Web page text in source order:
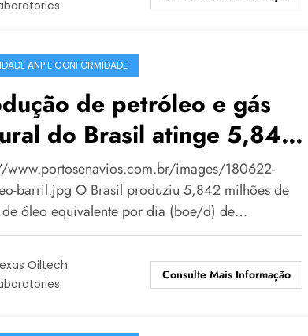
ANP E CONFORMIDADE
de petróleo e gás
do Brasil atinge 5,842
de boe/d em junho
www.portosenavios.com.br/images/180622-
barril.jpg O Brasil produziu 5,842 milhões de
óleo equivalente por dia (boe/d) de…
Oiltech
Consulte Mais Informação